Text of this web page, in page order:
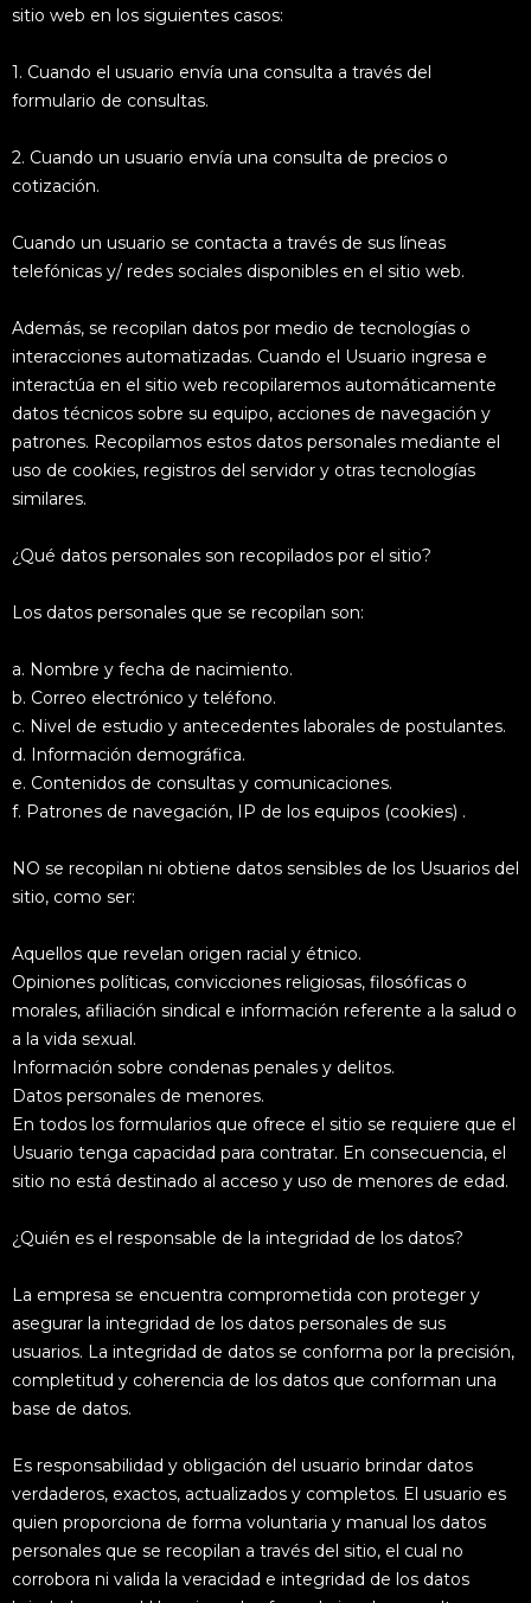
sitio web en los siguientes casos:
1. Cuando el usuario envía una consulta a través del
formulario de consultas.
2. Cuando un usuario envía una consulta de precios o
cotización.
Cuando un usuario se contacta a través de sus líneas
telefónicas y/ redes sociales disponibles en el sitio web.
Además, se recopilan datos por medio de tecnologías o
interacciones automatizadas. Cuando el Usuario ingresa e
interactúa en el sitio web recopilaremos automáticamente
datos técnicos sobre su equipo, acciones de navegación y
patrones. Recopilamos estos datos personales mediante el
uso de cookies, registros del servidor y otras tecnologías
similares.
¿Qué datos personales son recopilados por el sitio?
Los datos personales que se recopilan son:
a. Nombre y fecha de nacimiento.
b. Correo electrónico y teléfono.
c. Nivel de estudio y antecedentes laborales de postulantes.
d. Información demográfica.
e. Contenidos de consultas y comunicaciones.
f. Patrones de navegación, IP de los equipos (cookies) .
NO se recopilan ni obtiene datos sensibles de los Usuarios del
sitio, como ser:
Aquellos que revelan origen racial y étnico.
Opiniones políticas, convicciones religiosas, filosóficas o
morales, afiliación sindical e información referente a la salud o
a la vida sexual.
Información sobre condenas penales y delitos.
Datos personales de menores.
En todos los formularios que ofrece el sitio se requiere que el
Usuario tenga capacidad para contratar. En consecuencia, el
sitio no está destinado al acceso y uso de menores de edad.
¿Quién es el responsable de la integridad de los datos?
La empresa se encuentra comprometida con proteger y
asegurar la integridad de los datos personales de sus
usuarios. La integridad de datos se conforma por la precisión,
completitud y coherencia de los datos que conforman una
base de datos.
Es responsabilidad y obligación del usuario brindar datos
verdaderos, exactos, actualizados y completos. El usuario es
quien proporciona de forma voluntaria y manual los datos
personales que se recopilan a través del sitio, el cual no
corrobora ni valida la veracidad e integridad de los datos